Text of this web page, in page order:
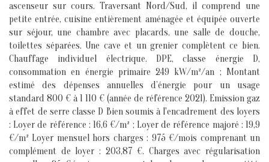
ascenseur sur cours. Traversant Nord/Sud, il comprend une
petite entrée, cuisine entièrement aménagée et équipée ouverte
sur séjour, une chambre avec placards, une salle de douche,
toilettes séparées. Une cave et un grenier complètent ce bien.
Chauffage individuel électrique. DPE, classe énergie D,
consommation en énergie primaire 249 kW/m²/an ; Montant
estimé des dépenses annuelles d’énergie pour un usage
standard 800 € à 1 110 € (année de référence 2021). Emission gaz
à effet de serre classe D Bien soumis à l'encadrement des loyers
: Loyer de référence : 16,6 €/m² ; Loyer de référence majoré : 19,9
€/m² Loyer mensuel hors charges : 975 €/mois comprenant un
complément de loyer : 203,87 €. Charges avec régularisation